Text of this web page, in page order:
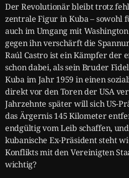
Der Revolutionär bleibt trotz
zentrale Figur in Kuba – sowohl
auch im Umgang mit
gegen ihn verschärft die
Raúl Castro ist ein Kämpfer der
schon dabei, als sein Bruder
Kuba im Jahr 1959 in einen
direkt vor den Toren der USA
Jahrzehnte später will sich US-
das Ärgernis 145 Kilometer
endgültig vom Leib schaffen,
kubanische Ex-Präsident steht
Konflikts mit den Vereinigten
wichtig?